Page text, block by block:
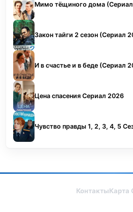
Мимо тёщиного дома
Закон тайги 2 сезон (Сериал
И в счастье и в беде (Сериал
Цена спасения Сериал 2026
Чувство правды 1, 2, 3, 4, 5
КонтактыКарта